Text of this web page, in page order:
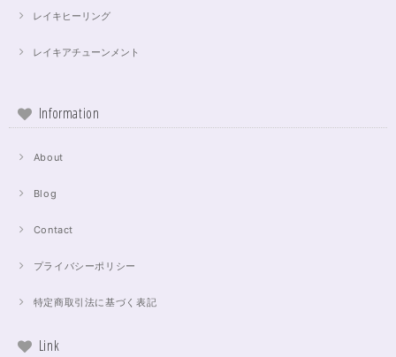
レイキヒーリング
レイキアチューンメント
Information
About
Blog
Contact
プライバシーポリシー
特定商取引法に基づく表記
Link